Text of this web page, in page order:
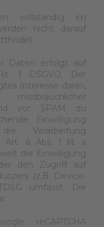
vollständig im
nicht darauf
Daten erfolgt auf
f DSGVO. Der
Interesse daran,
vor SPAM zu
Einwilligung
Verarbeitung
Art. 6 Abs. 1 lit. a
die Einwilligung
den Zugriff auf
(z.B. Device-
umfasst. Die
reCAPTCHA